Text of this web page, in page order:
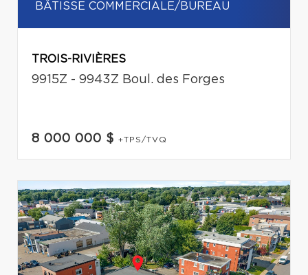
BÂTISSE COMMERCIALE/BUREAU
TROIS-RIVIÈRES
9915Z - 9943Z Boul. des Forges
8 000 000 $ +TPS/TVQ